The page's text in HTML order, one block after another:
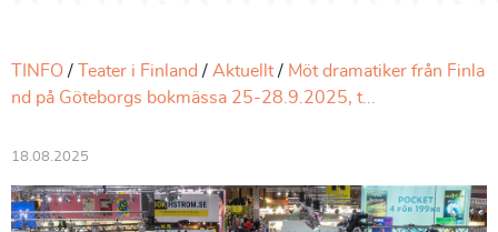
TINFO Teater i Finland Aktuellt
Möt dramatiker från Finla
nd på Göteborgs bokmässa 25-28.9.2025, t...
18.08.2025